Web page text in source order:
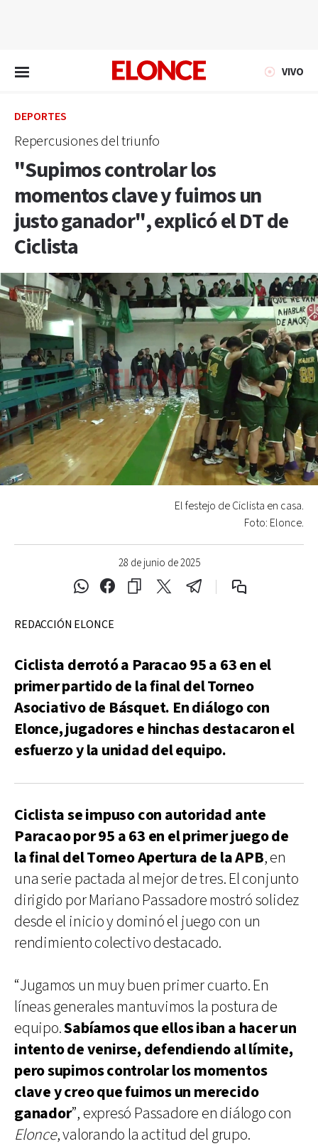
VIVO
DEPORTES
Repercusiones del triunfo
"Supimos controlar los
momentos clave y fuimos un
justo ganador", explicó el DT de
Ciclista
28 de junio de 2025
El festejo de Ciclista en casa.
Foto: Elonce.
REDACCIÓN ELONCE
Ciclista derrotó a Paracao 95 a 63 en el
primer partido de la final del Torneo
Asociativo de Básquet. En diálogo con
Elonce, jugadores e hinchas destacaron el
esfuerzo y la unidad del equipo.
Ciclista se impuso con autoridad ante
Paracao por 95 a 63 en el primer juego de
la final del Torneo Apertura de la APB, en
una serie pactada al mejor de tres. El conjunto
dirigido por Mariano Passadore mostró solidez
desde el inicio y dominó el juego con un
rendimiento colectivo destacado.
“Jugamos un muy buen primer cuarto. En
líneas generales mantuvimos la postura de
equipo.Sabíamos que ellos iban a hacer un
intento de venirse, defendiendo al límite,
pero supimos controlar los momentos
clave y creo que fuimos un merecido
ganador”, expresó Passadore en diálogo con
Elonce, valorando la actitud del grupo.